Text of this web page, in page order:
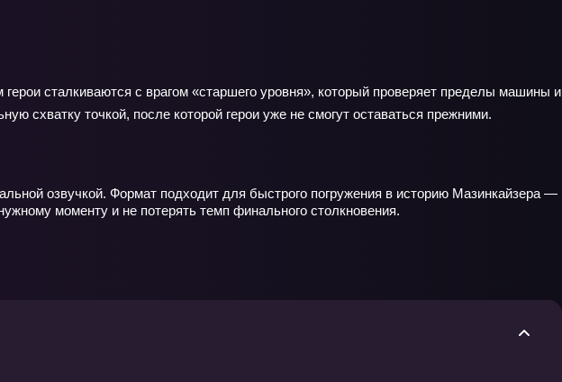
сталкиваются с врагом «старшего уровня», который проверяет пределы машины и
схватку точкой, после которой герои уже не смогут оставаться прежними.
озвучкой. Формат подходит для быстрого погружения в историю Мазинкайзера —
моменту и не потерять темп финального столкновения.